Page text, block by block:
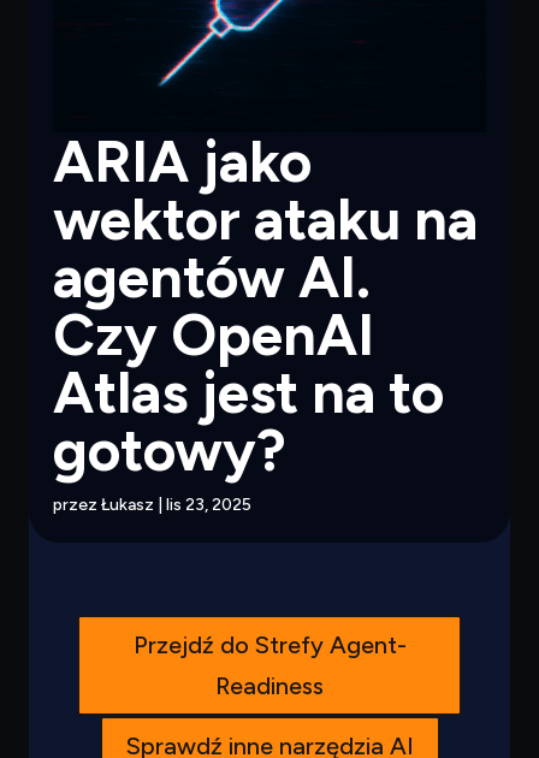
ARIA jako
wektor ataku na
agentów AI.
Czy OpenAI
Atlas jest na to
gotowy?
przez Łukasz lis 23, 2025
Przejdź do Strefy Agent-
Readiness
Sprawdź inne narzędzia AI